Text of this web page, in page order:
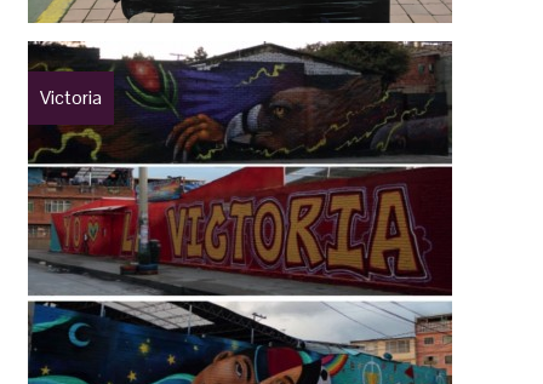
Victoria